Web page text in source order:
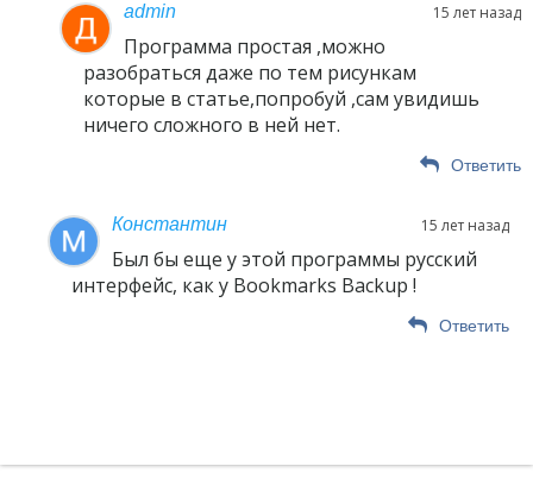
admin 15 лет назад
Программа простая ,можно
разобраться даже по тем рисункам
которые в статье,попробуй ,сам увидишь
ничего сложного в ней нет.
Ответить
Константин 15 лет назад
Был бы еще у этой программы русский
интерфейс, как у Bookmarks Backup !
Ответить